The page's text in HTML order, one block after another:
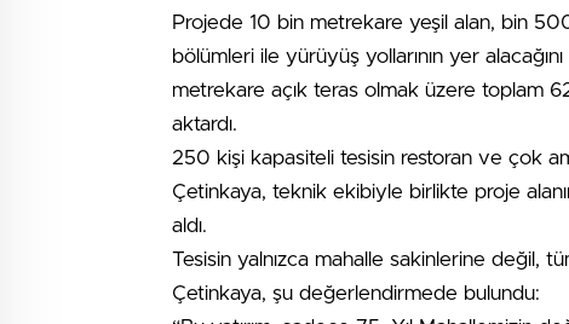
Projede 10 bin metrekare yeşil alan, bin
bölümleri ile yürüyüş yollarının yer
metrekare açık teras olmak üzere toplam
aktardı.
250 kişi kapasiteli tesisin restoran ve çok
Çetinkaya, teknik ekibiyle birlikte proje
aldı.
Tesisin yalnızca mahalle sakinlerine değil,
Çetinkaya, şu değerlendirmede bulundu: